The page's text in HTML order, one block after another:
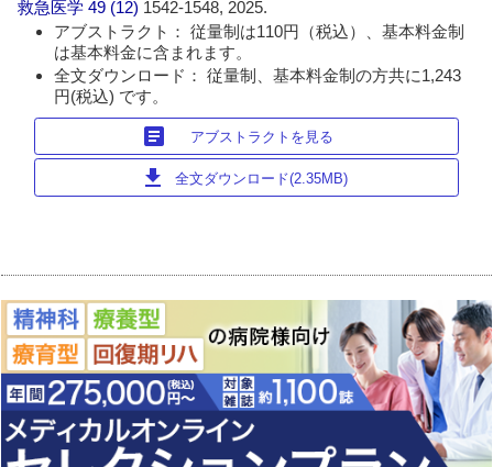
救急医学 49 (12) 1542-1548, 2025.
アブストラクト： 従量制は110円（税込）、基本料金制
は基本料金に含まれます。
全文ダウンロード： 従量制、基本料金制の方共に1,243
円(税込) です。
article アブストラクトを見る
download 全文ダウンロード(2.35MB)